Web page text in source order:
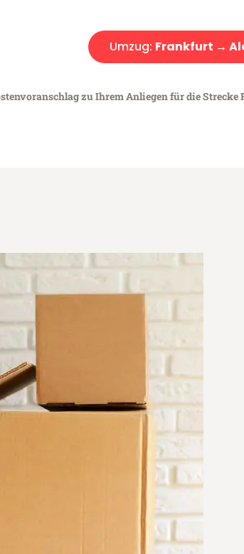
Umzug: Frankfurt →
zu Ihrem Anliegen für die